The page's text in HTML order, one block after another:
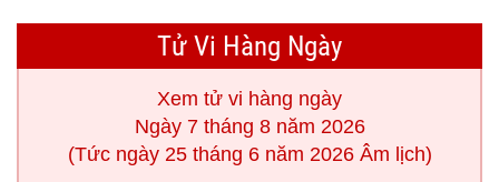
Tử Vi Hàng Ngày
Xem tử vi hàng ngày
Ngày 7 tháng 8 năm 2026
(Tức ngày 25 tháng 6 năm 2026 Âm lịch)